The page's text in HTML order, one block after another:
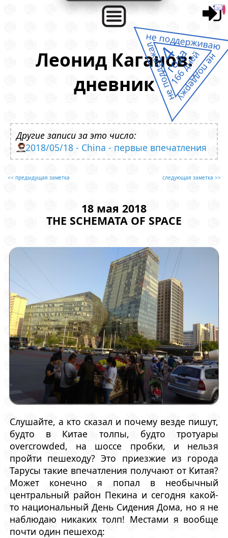
Леонид Каганов:
дневник
Другие записи за это число:
2018/05/18 - China - первые впечатления
<< предыдущая заметка следующая заметка >>
18 мая 2018
THE SCHEMATA OF SPACE
Слушайте, а кто сказал и почему везде пишут,
будто в Китае толпы, будто тротуары
overcrowded, на шоссе пробки, и нельзя
пройти пешеходу? Это приезжие из города
Тарусы такие впечатления получают от Китая?
Может конечно я попал в необычный
центральный район Пекина и сегодня какой-
то национальный День Сидения Дома, но я не
наблюдаю никаких толп! Местами я вообще
почти один пешеход:
не поддержал
не поддерживаю
не поддержу
4
года
166 дней